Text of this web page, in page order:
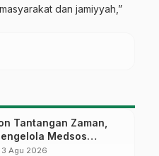
dan jamiyyah,”
Tantangan Zaman,
Medsos
Ma’arif Pekalongan
3 Agu 2026